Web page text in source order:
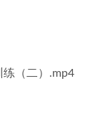
（二）.mp4